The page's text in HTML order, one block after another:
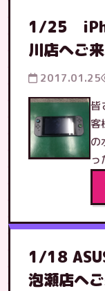
1/25
川店へご
2017.01.25
皆
客
の
1/18
泡瀬店へ